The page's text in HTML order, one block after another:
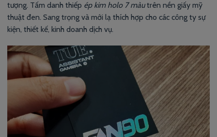
tượng. Tấm danh thiếp ép kim holo 7 màutrên nền giấy mỹ
thuật đen. Sang trọng và mới lạ thích hợp cho các công ty sự
kiện, thiết kế, kinh doanh dịch vụ.